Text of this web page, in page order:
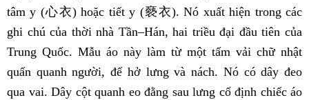
tâm y (心衣) hoặc tiết y (褻衣). Nó xuất hiện trong các
ghi chú của thời nhà Tần–Hán, hai triều đại đầu tiên của
Trung Quốc. Mẫu áo này làm từ một tấm vải chữ nhật
quấn quanh người, để hở lưng và nách. Nó có dây đeo
qua vai. Dây cột quanh eo đằng sau lưng cố định chiếc áo